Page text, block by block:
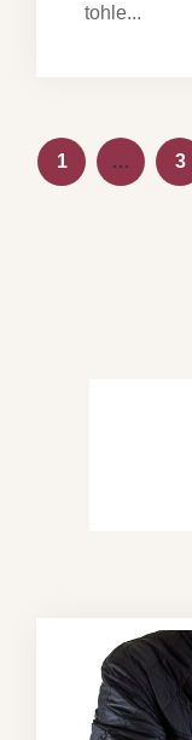
tohle
1 … 3